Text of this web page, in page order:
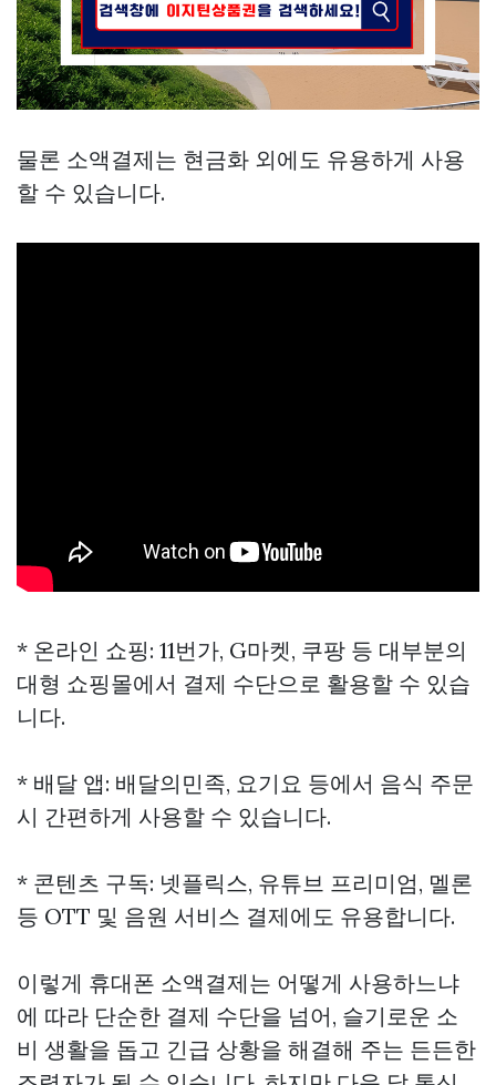
물론 소액결제는 현금화 외에도 유용하게 사용
할 수 있습니다.
* 온라인 쇼핑: 11번가, G마켓, 쿠팡 등 대부분의
대형 쇼핑몰에서 결제 수단으로 활용할 수 있습
니다.
* 배달 앱: 배달의민족, 요기요 등에서 음식 주문
시 간편하게 사용할 수 있습니다.
* 콘텐츠 구독: 넷플릭스, 유튜브 프리미엄, 멜론
등 OTT 및 음원 서비스 결제에도 유용합니다.
이렇게 휴대폰 소액결제는 어떻게 사용하느냐
에 따라 단순한 결제 수단을 넘어, 슬기로운 소
비 생활을 돕고 긴급 상황을 해결해 주는 든든한